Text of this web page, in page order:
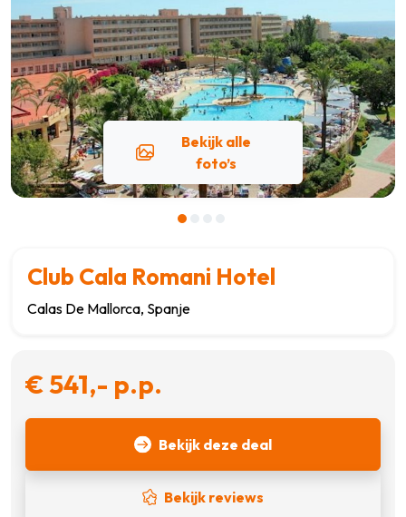
Bekijk alle
foto’s
Club Cala Romani Hotel
Calas De Mallorca, Spanje
€ 541,- p.p.
Bekijk deze deal
Bekijk reviews